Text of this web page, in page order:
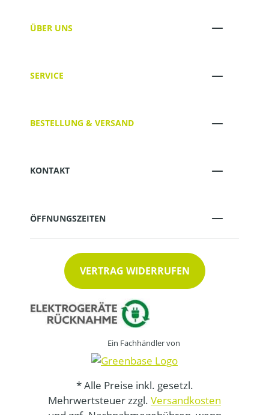
ÜBER UNS
SERVICE
BESTELLUNG & VERSAND
KONTAKT
ÖFFNUNGSZEITEN
VERTRAG WIDERRUFEN
Ein Fachhändler von
* Alle Preise inkl. gesetzl.
Mehrwertsteuer zzgl. Versandkosten